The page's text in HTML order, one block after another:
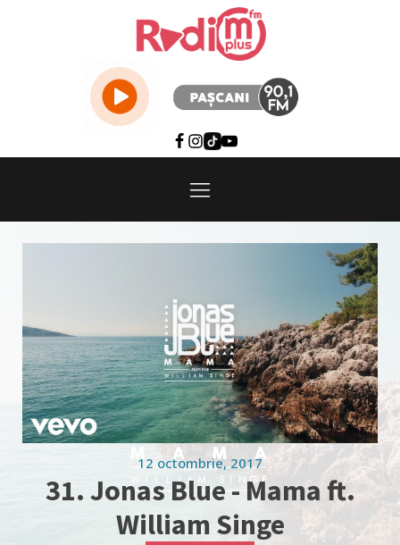
12 octombrie, 2017
31. Jonas Blue - Mama ft.
William Singe